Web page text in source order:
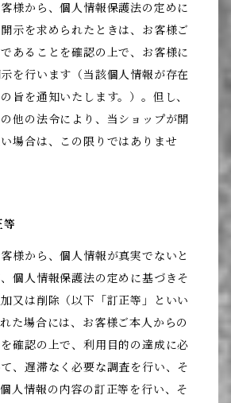
様から、個人情報保護法の定めに
示を求められたときは、お客様ご
あることを確認の上で、お客様に
を行います（当該個人情報が存在
旨を通知いたします。）。但し、
他の法令により、当ショップが開
場合は、この限りではありませ
等
様から、個人情報が真実でないと
個人情報保護法の定めに基づきそ
又は削除（以下「訂正等」といい
た場合には、お客様ご本人からの
確認の上で、利用目的の達成に必
、遅滞なく必要な調査を行い、そ
人情報の内容の訂正等を行い、そ